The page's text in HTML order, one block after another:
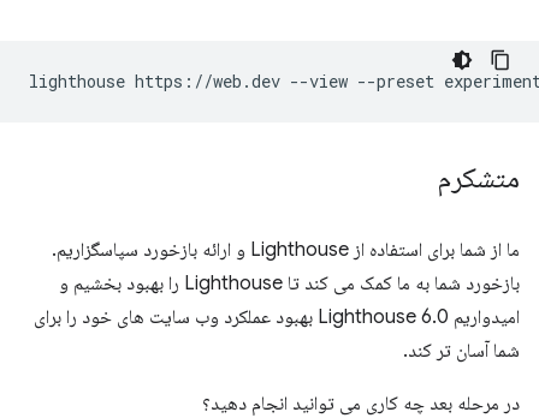
lighthouse https://web.dev --view --preset
متشکرم
ما از شما برای استفاده از Lighthouse و ارائه بازخورد سپاسگزاریم.
بازخورد شما به ما کمک می کند تا Lighthouse را بهبود بخشیم و
امیدواریم Lighthouse 6.0 بهبود عملکرد وب سایت های خود را برای
شما آسان تر کند.
در مرحله بعد چه کاری می توانید انجام دهید؟